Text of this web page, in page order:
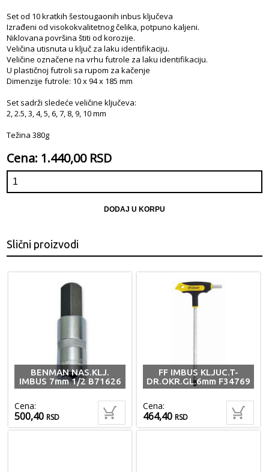
Set od 10 kratkih šestougaonih inbus ključeva
Izrađeni od visokokvalitetnog čelika, potpuno kaljeni.
Niklovana površina štiti od korozije.
Veličina utisnuta u ključ za laku identifikaciju.
Veličine označene na vrhu futrole za laku identifikaciju.
U plastičnoj futroli sa rupom za kačenje
Dimenzije futrole: 10 x 94 x 185 mm
Set sadrži sledeće veličine ključeva:
2, 2.5, 3, 4, 5, 6, 7, 8, 9, 10 mm
Težina 380g
Cena: 1.440,00 RSD
DODAJ U KORPU
Slični proizvodi
BENMAN NAS.KLJ.
IMBUS 7mm 1/2 B71626
Cena:
500,40RSD
FF IMBUS KLJUC.T-
DR.OKR.GL.6mm F34769
Cena:
464,40RSD